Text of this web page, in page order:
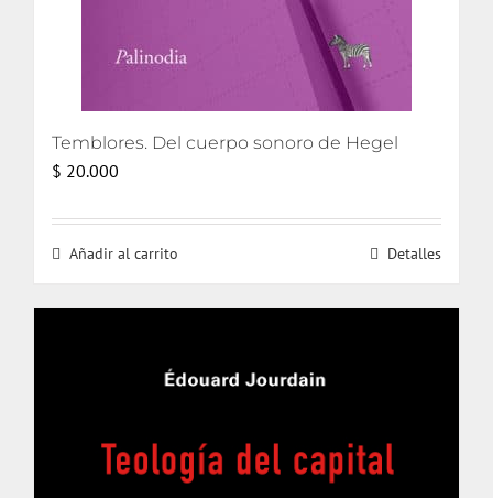
Temblores. Del cuerpo sonoro de Hegel
$ 20.000
Añadir al carrito Detalles